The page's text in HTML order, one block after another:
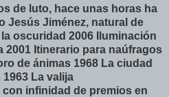
de luto, hace unas horas ha
Jesús Jiménez, natural de
oscuridad 2006 Iluminación
2001 Itinerario para naúfragos
de ánimas 1968 La ciudad
La valija
infinidad de premios en